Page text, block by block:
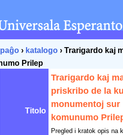
› katalogo › Trarigardo kaj
Prilep
Titolo
Trarigardo kaj
priskribo de la
monumentoj
komunumo
Pregled i kratok opis na